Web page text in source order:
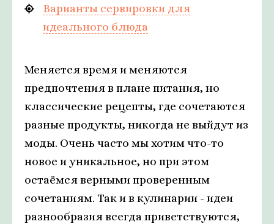
Варианты сервировки для
идеального блюда
Меняется время и меняются
предпочтения в плане питания, но
классические рецепты, где сочетаются
разные продукты, никогда не выйдут из
моды. Очень часто мы хотим что-то
новое и уникальное, но при этом
остаёмся верными проверенным
сочетаниям. Так и в кулинарии - идеи
разнообразия всегда приветствуются,